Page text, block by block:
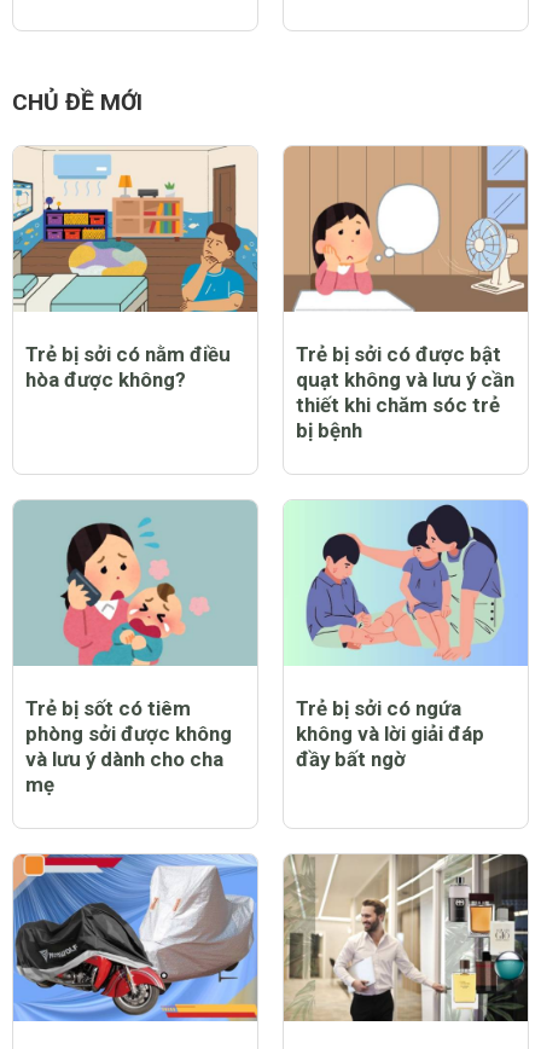
CHỦ ĐỀ MỚI
Trẻ bị sởi có nằm điều
hòa được không?
Trẻ bị sởi có được bật
quạt không và lưu ý cần
thiết khi chăm sóc trẻ
bị bệnh
Trẻ bị sốt có tiêm
phòng sởi được không
và lưu ý dành cho cha
mẹ
Trẻ bị sởi có ngứa
không và lời giải đáp
đầy bất ngờ